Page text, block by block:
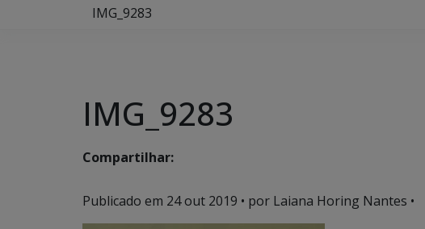
IMG_9283
IMG_9283
Compartilhar:
Publicado em 24 out 2019 • por Laiana Horing Nantes •